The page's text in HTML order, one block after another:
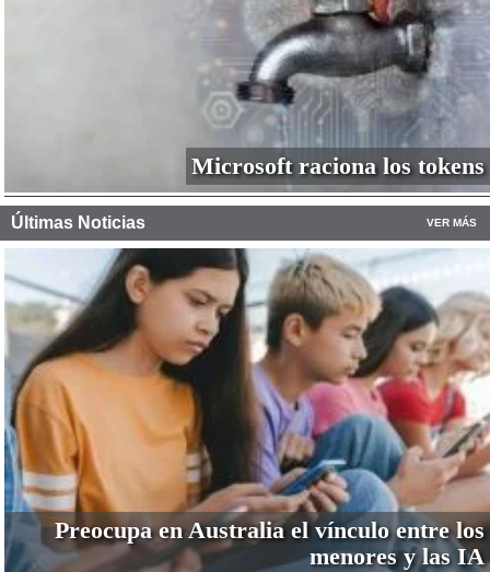
Microsoft raciona los tokens
Últimas Noticias VER MÁS
Preocupa en Australia el vínculo entre los
menores y las IA